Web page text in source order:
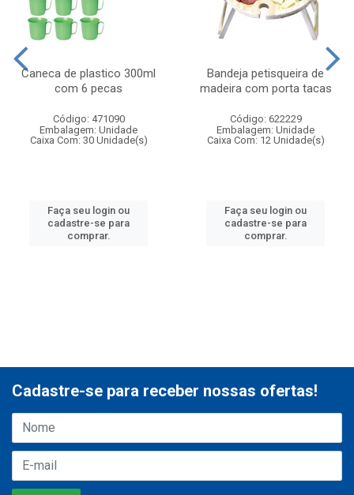
Caneca de plastico 300ml
com 6 pecas
Código: 471090
Embalagem: Unidade
Caixa Com: 30 Unidade(s)
Faça seu login ou
cadastre-se para
comprar.
Bandeja petisqueira de
madeira com porta tacas
Código: 622229
Embalagem: Unidade
Caixa Com: 12 Unidade(s)
Faça seu login ou
cadastre-se para
comprar.
Cadastre-se para receber nossas ofertas!